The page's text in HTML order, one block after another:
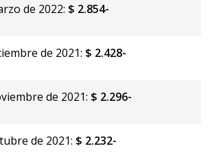
de 2022: $ 2.854-
de 2021: $ 2.428-
de 2021: $ 2.296-
de 2021: $ 2.232-